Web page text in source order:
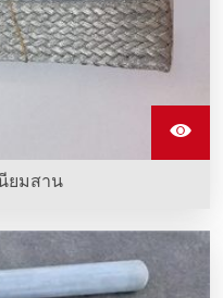
ยมสาน
ลูมิเนียมหลายเส้น ยืดหยุ่น
าร์บอนซิลิกอนที่ทําความ
สไฟฟ้า